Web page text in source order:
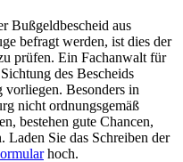
Bußgeldbescheid aus
befragt werden, ist dies der
prüfen. Ein Fachanwalt für
des Bescheids
vorliegen. Besonders in
nicht ordnungsgemäß
bestehen gute Chancen,
Laden Sie das Schreiben der
hoch.